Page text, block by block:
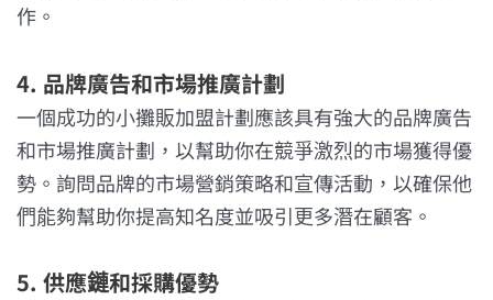
作。
4. 品牌廣告和市場推廣計劃
一個成功的小攤販加盟計劃應該具有強大的品牌廣告
和市場推廣計劃，以幫助你在競爭激烈的市場獲得優
勢。詢問品牌的市場營銷策略和宣傳活動，以確保他
們能夠幫助你提高知名度並吸引更多潛在顧客。
5. 供應鏈和採購優勢